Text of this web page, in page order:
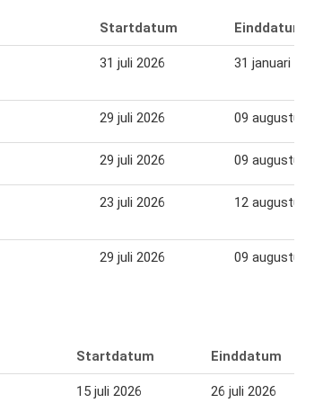
Startdatum Einddatum
31 juli 2026 31 januari 2027
29 juli 2026 09 augustus
29 juli 2026 09 augustus
23 juli 2026 12 augustus
29 juli 2026 09 augustus
Startdatum Einddatum
15 juli 2026 26 juli 2026